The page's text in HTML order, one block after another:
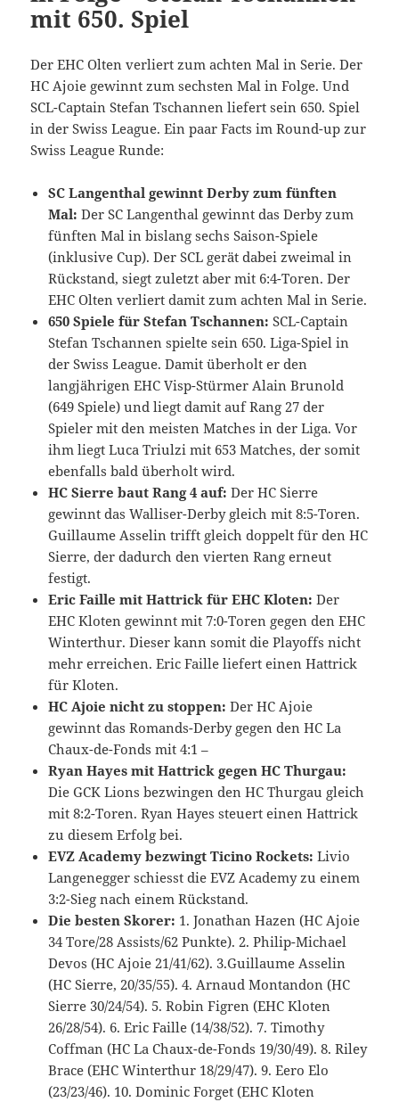
mit 650. Spiel
Der EHC Olten verliert zum achten Mal in Serie. Der
HC Ajoie gewinnt zum sechsten Mal in Folge. Und
SCL-Captain Stefan Tschannen liefert sein 650. Spiel
in der Swiss League. Ein paar Facts im Round-up zur
Swiss League Runde:
SC Langenthal gewinnt Derby zum fünften
Mal: Der SC Langenthal gewinnt das Derby zum
fünften Mal in bislang sechs Saison-Spiele
(inklusive Cup). Der SCL gerät dabei zweimal in
Rückstand, siegt zuletzt aber mit 6:4-Toren. Der
EHC Olten verliert damit zum achten Mal in Serie.
650 Spiele für Stefan Tschannen: SCL-Captain
Stefan Tschannen spielte sein 650. Liga-Spiel in
der Swiss League. Damit überholt er den
langjährigen EHC Visp-Stürmer Alain Brunold
(649 Spiele) und liegt damit auf Rang 27 der
Spieler mit den meisten Matches in der Liga. Vor
ihm liegt Luca Triulzi mit 653 Matches, der somit
ebenfalls bald überholt wird.
HC Sierre baut Rang 4 auf: Der HC Sierre
gewinnt das Walliser-Derby gleich mit 8:5-Toren.
Guillaume Asselin trifft gleich doppelt für den HC
Sierre, der dadurch den vierten Rang erneut
festigt.
Eric Faille mit Hattrick für EHC Kloten: Der
EHC Kloten gewinnt mit 7:0-Toren gegen den EHC
Winterthur. Dieser kann somit die Playoffs nicht
mehr erreichen. Eric Faille liefert einen Hattrick
für Kloten.
HC Ajoie nicht zu stoppen: Der HC Ajoie
gewinnt das Romands-Derby gegen den HC La
Chaux-de-Fonds mit 4:1 –
Ryan Hayes mit Hattrick gegen HC Thurgau:
Die GCK Lions bezwingen den HC Thurgau gleich
mit 8:2-Toren. Ryan Hayes steuert einen Hattrick
zu diesem Erfolg bei.
EVZ Academy bezwingt Ticino Rockets:Livio
Langenegger schiesst die EVZ Academy zu einem
3:2-Sieg nach einem Rückstand.
Die besten Skorer: 1. Jonathan Hazen (HC Ajoie
34 Tore/28 Assists/62 Punkte). 2. Philip-Michael
Devos (HC Ajoie 21/41/62). 3.Guillaume Asselin
(HC Sierre, 20/35/55). 4. Arnaud Montandon (HC
Sierre 30/24/54). 5. Robin Figren (EHC Kloten
26/28/54). 6. Eric Faille (14/38/52). 7. Timothy
Coffman (HC La Chaux-de-Fonds 19/30/49). 8. Riley
Brace (EHC Winterthur 18/29/47). 9. Eero Elo
(23/23/46). 10. Dominic Forget (EHC Kloten